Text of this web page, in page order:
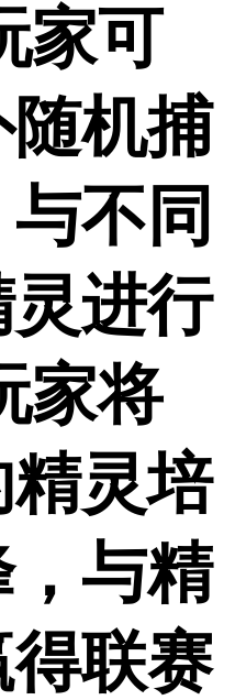
家可
机捕
不同
进行
家将
灵培
与精
得联赛